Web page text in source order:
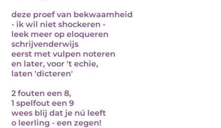
deze proef van bekwaamheid
- ik wil niet shockeren -
leek meer op eloqueren
schrijvenderwijs
eerst met vulpen noteren
en later, voor 't echie,
laten 'dicteren'
2 fouten een 8,
1 spelfout een 9
wees blij dat je nú leeft
o leerling - een zegen!